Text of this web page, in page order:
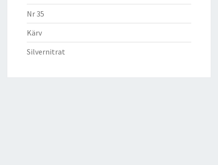
Nr 35
Kärv
Silvernitrat